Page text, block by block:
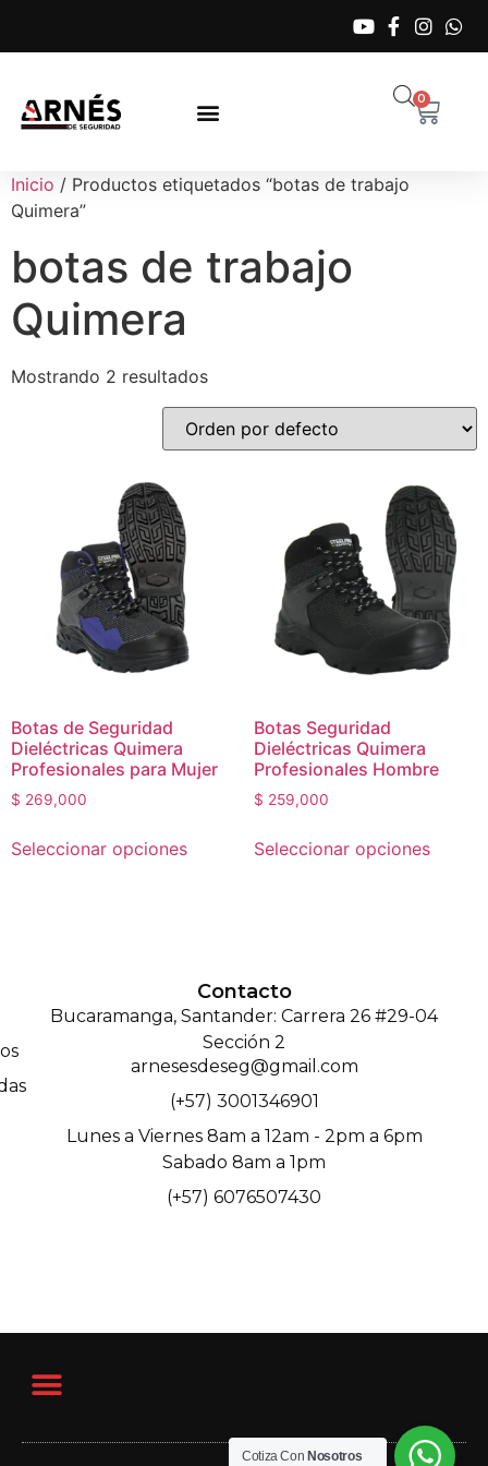
0
Inicio / Productos etiquetados “botas de trabajo
Quimera”
botas de trabajo
Quimera
Mostrando 2 resultados
Botas de Seguridad
Dieléctricas Quimera
Profesionales para Mujer
$ 269,000
Seleccionar opciones
Botas Seguridad
Dieléctricas Quimera
Profesionales Hombre
$ 259,000
Seleccionar opciones
Contacto
Bucaramanga, Santander: Carrera 26 #29-04
Sección 2
arnesesdeseg@gmail.com
(+57) 3001346901
Lunes a Viernes 8am a 12am - 2pm a 6pm
Sabado 8am a 1pm
(+57) 6076507430
Cotiza Con Nosotros